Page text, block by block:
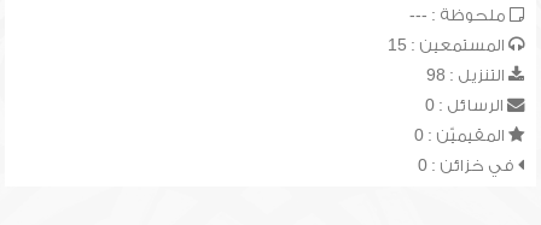
ملحوظة : ---
المستمعين : 15
التنزيل : 98
الرسائل : 0
المقيميّن : 0
في خزائن : 0